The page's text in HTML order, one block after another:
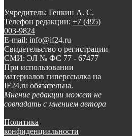
Учредитель: Генкин А. С.
Телефон редакции: +7 (495)
003-9824
E-mail: info@if24.ru
Свидетельство о регистрации
СМИ: ЭЛ № ФС 77 - 67477
При использовании
материалов гиперссылка на
IF24.ru обязательна.
Мнение редакции может не
совпадать с мнением автора
Политика
конфиденциальности